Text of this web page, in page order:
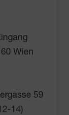
Wien
59
14)